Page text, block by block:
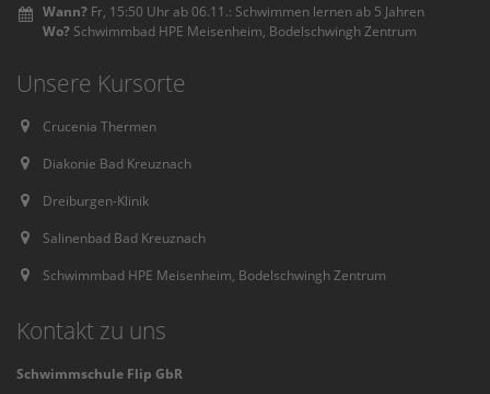
Wann? Fr, 15:50 Uhr ab 06.11.: Schwimmen lernen ab 5 Jahren
Wo? Schwimmbad HPE Meisenheim, Bodelschwingh Zentrum
Unsere Kursorte
Crucenia Thermen
Diakonie Bad Kreuznach
Dreiburgen-Klinik
Salinenbad Bad Kreuznach
Schwimmbad HPE Meisenheim, Bodelschwingh Zentrum
Kontakt zu uns
Schwimmschule Flip GbR